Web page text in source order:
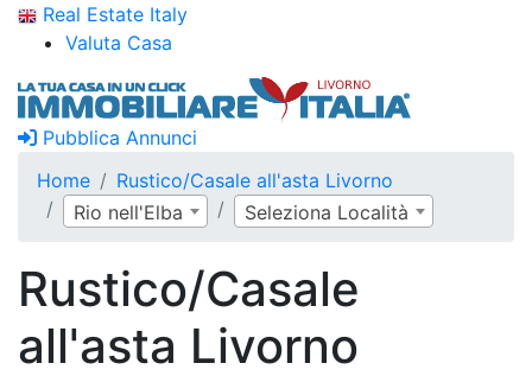
Real Estate Italy
Valuta Casa
Pubblica Annunci
Home
Rustico/Casale all'asta Livorno
Rio nell'Elba
Seleziona Località
Rustico/Casale
all'asta Livorno